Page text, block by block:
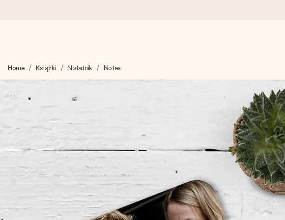
Tworzymy Twój prezent z troską i wysyłamy go w mgnieniu oka – dzięki czemu
4,7 (na podstawie +15 000 opinii)
Nasze prezenty inspirują. Klienci oceniają nas na 4,7 w Google Reviews.
Darmowy bilecik z życzeniami
Stwórz coś wyjątkowego w zaledwie kilku krokach – z jej imieniem, swoim
Home Książki Notatnik Notes